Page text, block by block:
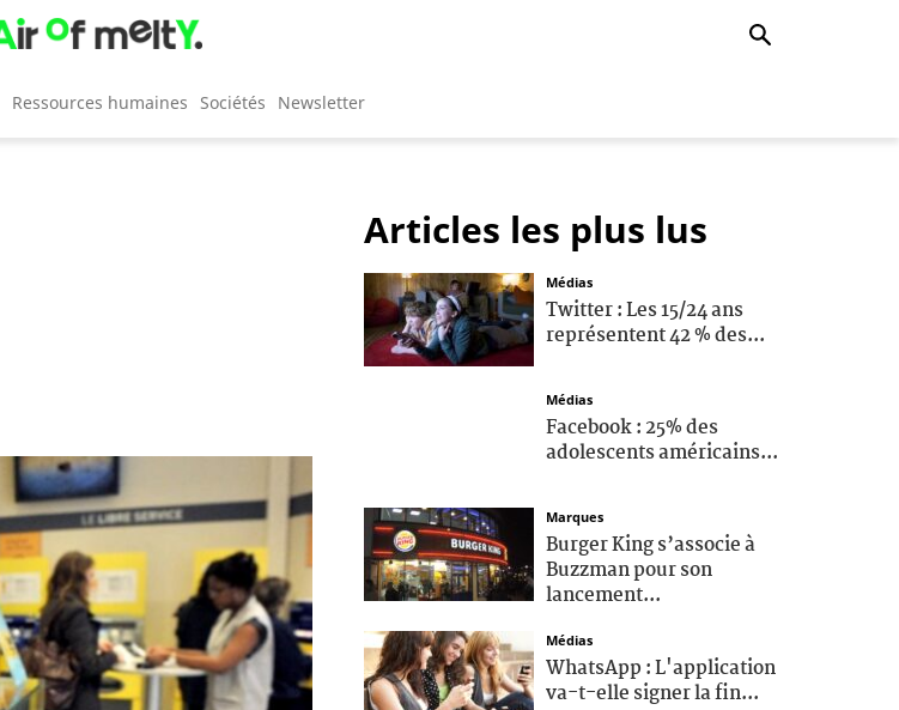
Ressources humaines Sociétés Newsletter
Articles les plus lus
Médias
Twitter : Les 15/24 ans
représentent 42 % des...
Médias
Facebook : 25% des
adolescents américains...
Marques
Burger King s’associe à
Buzzman pour son
lancement...
Médias
WhatsApp : L'application
va-t-elle signer la fin...